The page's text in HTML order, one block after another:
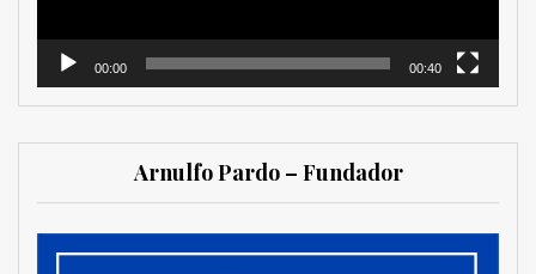
00:00 00:40
Arnulfo Pardo – Fundador